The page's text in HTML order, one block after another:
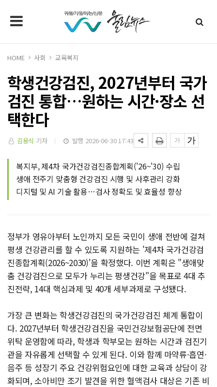
HOME 사회 교육복지
학생건강검진, 2027년부터 국가
검진 통합…원하는 시간·장소 선
택한다
김용식 기자 발행 2026-06-30 17:43
복지부, 제4차 국가건강검진종합계획('26~'30) 수립
생애 전주기 맞춤형 건강검진 시행 및 사후관리 강화
디지털 및 AI 기술 활용…검사 정확도 및 효율성 향상
정부가 영유아부터 노인까지 모든 국민이 생애 전반에 걸쳐
평생 건강관리를 할 수 있도록 지원하는 '제4차 국가건강검
진종합계획(2026~2030)'을 확정했다. 이번 계획은 "생애맞
춤 건강검진으로 모두가 누리는 평생건강"을 목표로 4대 추
진전략, 14대 핵심과제 및 40개 세부과제로 구성됐다.
가장 큰 변화는 학생건강검진의 국가건강검진 체계 통합이
다. 2027년부터 학생건강검진을 국민건강보험공단에 전면
위탁 운영함에 따라, 학생과 학부모는 원하는 시간과 검진기
관을 자유롭게 선택할 수 있게 된다. 이와 함께 마약류·흡연·
음주 등 성장기 주요 건강위험요인에 대한 교육과 상담이 강
화되며, 소아비만 조기 발견을 위한 혈액검사 대상은 기존 비